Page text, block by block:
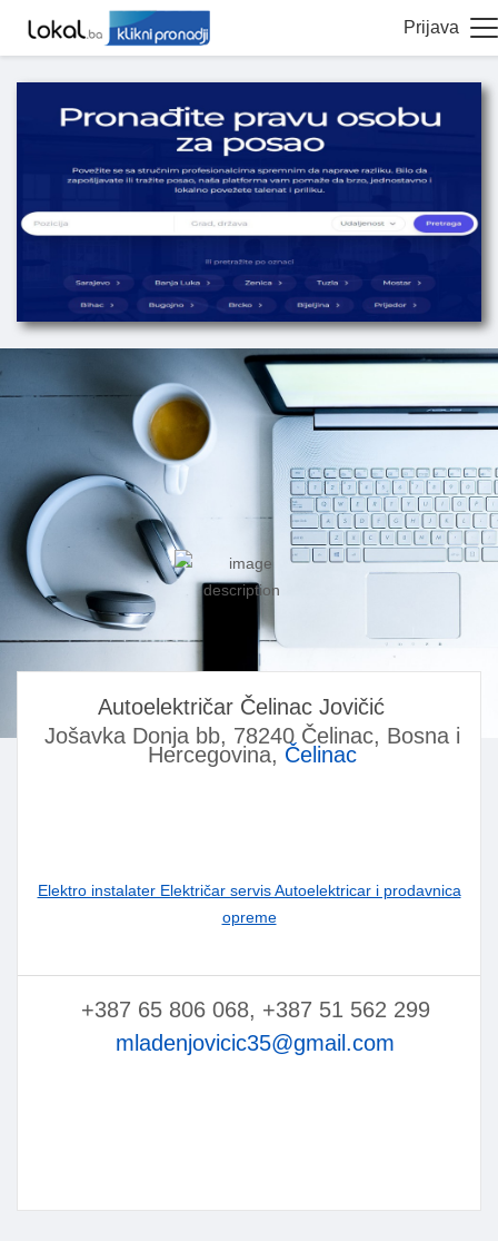
Prijava
Autoelektričar Čelinac Jovičić
Jošavka Donja bb, 78240 Čelinac, Bosna i
Hercegovina, Čelinac
Elektro instalater Električar servis Autoelektricar i prodavnica
opreme
+387 65 806 068, +387 51 562 299
mladenjovicic35@gmail.com